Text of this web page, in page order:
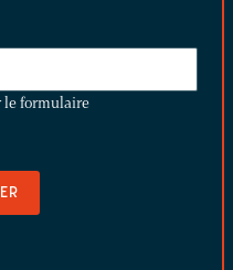
le formulaire